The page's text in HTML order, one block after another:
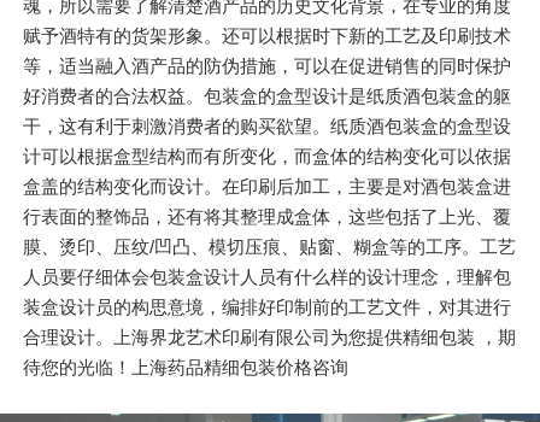
魂，所以需要了解清楚酒产品的历史文化背景，在专业的角度
赋予酒特有的货架形象。还可以根据时下新的工艺及印刷技术
等，适当融入酒产品的防伪措施，可以在促进销售的同时保护
好消费者的合法权益。包装盒的盒型设计是纸质酒包装盒的躯
干，这有利于刺激消费者的购买欲望。纸质酒包装盒的盒型设
计可以根据盒型结构而有所变化，而盒体的结构变化可以依据
盒盖的结构变化而设计。在印刷后加工，主要是对酒包装盒进
行表面的整饰品，还有将其整理成盒体，这些包括了上光、覆
膜、烫印、压纹/凹凸、模切压痕、贴窗、糊盒等的工序。工艺
人员要仔细体会包装盒设计人员有什么样的设计理念，理解包
装盒设计员的构思意境，编排好印制前的工艺文件，对其进行
合理设计。上海界龙艺术印刷有限公司为您提供精细包装 ，期
待您的光临！上海药品精细包装价格咨询